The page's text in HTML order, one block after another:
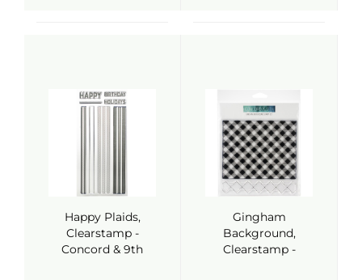
Happy Plaids,
Clearstamp -
Concord & 9th
Gingham
Background,
Clearstamp -